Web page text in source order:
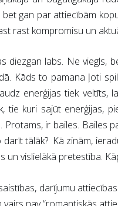
gan par attiecībām
rast kompromisu un
diezgan labs. Ne viegls,
Kāds to pamana ļoti
enerģijas tiek veltīts,
tie kuri sajūt enerģijas,
ir bailes. Bailes
darīt tālāk? Kā zinām,
un vislielākā pretestība.
darījumu